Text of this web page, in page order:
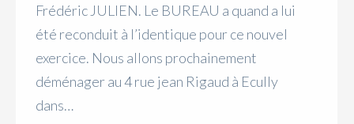
Frédéric JULIEN. Le BUREAU a quand a lui
été reconduit à l’identique pour ce nouvel
exercice. Nous allons prochainement
déménager au 4 rue jean Rigaud à Ecully
dans…